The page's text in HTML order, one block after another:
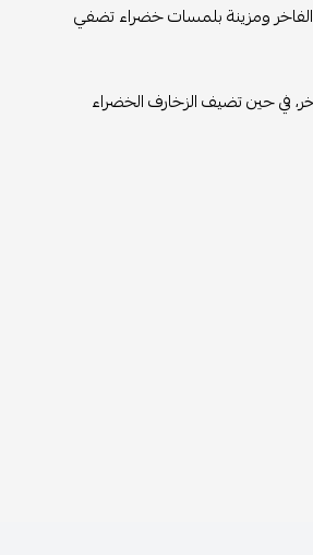
الفاخر ومزينة بلمسات خضراء تضفي
في حين تضيف الزخارف الخضراء